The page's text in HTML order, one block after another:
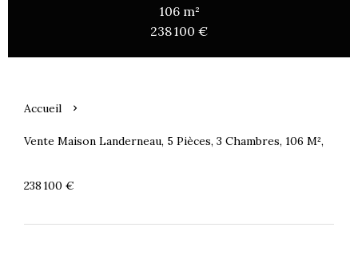
106 m²
238 100 €
Accueil
Vente Maison Landerneau, 5 Pièces, 3 Chambres, 106 M²,
238 100 €